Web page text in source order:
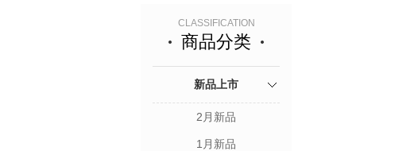
CLASSIFICATION
商品分类
新品上市
2月新品
1月新品